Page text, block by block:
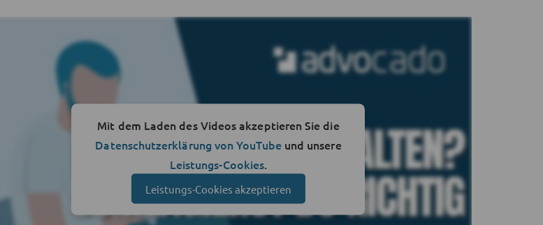
Mit dem Laden des Videos akzeptieren Sie die
Datenschutzerklärung von YouTubeund unsere
Leistungs-Cookies.
Leistungs-Cookies akzeptieren